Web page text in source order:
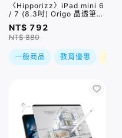
〈Hipporizz〉iPad mini 6
/ 7 (8.3吋) Origo 晶透筆槽
防摔殼 / 兩色
NT$ 792
NT$ 880
一般商品 教育優惠 現折